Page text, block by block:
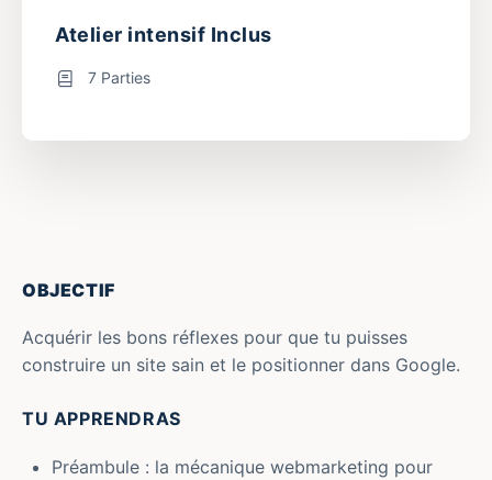
OBJECTIF
Acquérir les bons réflexes pour que tu puisses
construire un site sain et le positionner dans Google.
TU APPRENDRAS
Préambule : la mécanique webmarketing pour
Atelier intensif Inclus
7 Parties